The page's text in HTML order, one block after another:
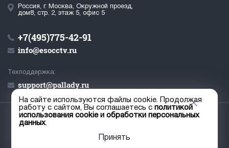
Россия, г. Москва, Окружной проезд,
дом8, стр. 2, этаж 5, офис 5
+7(495)775-42-91
info@esocctv.ru
Техподдержка:
support@pallady.ru
Пользовательское соглашение
На сайте используются файлы cookie. Продолжая
работу с сайтом, Вы соглашаетесь сполитикой
использования cookie и обработки персональных
данных.
Принять